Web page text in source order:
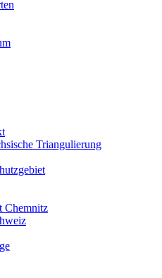
Triangulierung
Chemnitz